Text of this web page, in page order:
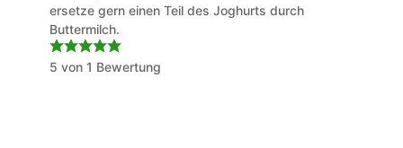
ersetze gern einen Teil des Joghurts durch
Buttermilch.
5 von 1 Bewertung